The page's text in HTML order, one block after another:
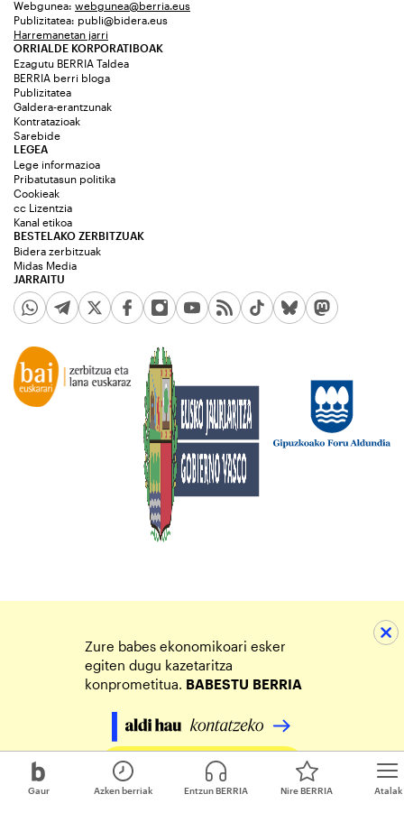
Gaur Atalak
Azken berriak Entzun BERRIA Nire BERRIA
Webgunea: webgunea@berria.eus
Publizitatea: publi@bidera.eus
Harremanetan jarri
ORRIALDE KORPORATIBOAK
Ezagutu BERRIA Taldea
BERRIA berri bloga
Publizitatea
Galdera-erantzunak
Kontratazioak
Sarebide
JARRAITU
LEGEA
Lege informazioa
Pribatutasun politika
Cookieak
cc Lizentzia
Kanal etikoa
BESTELAKO ZERBITZUAK
Bidera zerbitzuak
Midas Media
Zure babes ekonomikoari esker
egiten dugu kazetaritza
konprometitua. BABESTU BERRIA
Egin zure ekarpena